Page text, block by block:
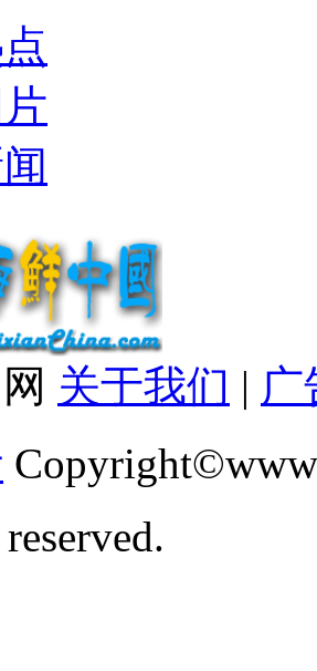
关于我们 | 广